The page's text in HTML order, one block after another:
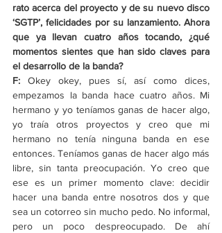
rato acerca del proyecto y de su nuevo disco
‘SGTP’, felicidades por su lanzamiento. Ahora
que ya llevan cuatro años tocando, ¿qué
momentos sientes que han sido claves para
el desarrollo de la banda?
F: Okey okey, pues sí, así como dices,
empezamos la banda hace cuatro años. Mi
hermano y yo teníamos ganas de hacer algo,
yo traía otros proyectos y creo que mi
hermano no tenía ninguna banda en ese
entonces. Teníamos ganas de hacer algo más
libre, sin tanta preocupación. Yo creo que
ese es un primer momento clave: decidir
hacer una banda entre nosotros dos y que
sea un cotorreo sin mucho pedo. No informal,
pero un poco despreocupado. De ahí